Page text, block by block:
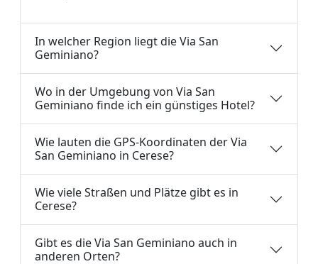
In welcher Region liegt die Via San
Geminiano?
Wo in der Umgebung von Via San
Geminiano finde ich ein günstiges Hotel?
Wie lauten die GPS-Koordinaten der Via
San Geminiano in Cerese?
Wie viele Straßen und Plätze gibt es in
Cerese?
Gibt es die Via San Geminiano auch in
anderen Orten?